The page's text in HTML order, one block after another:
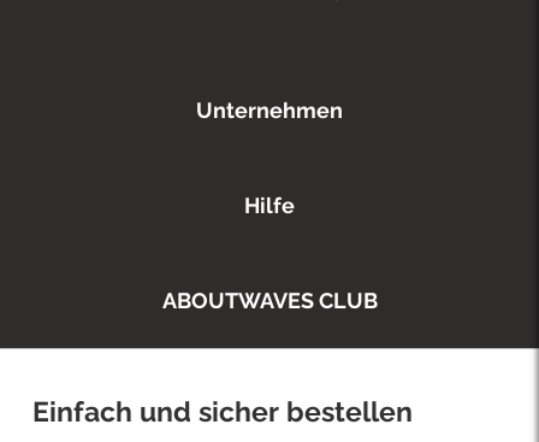
Unternehmen
Hilfe
ABOUTWAVES CLUB
Einfach und sicher bestellen